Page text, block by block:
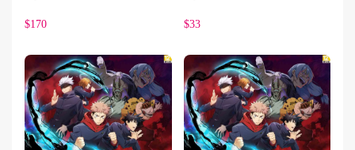
$170 $33